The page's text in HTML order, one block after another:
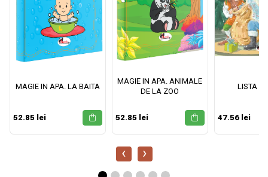
MAGIE IN APA. LA BAITA
52.85 lei
MAGIE IN APA. ANIMALE
DE LA ZOO
52.85 lei
LISTA
47.56 lei
‹ ›